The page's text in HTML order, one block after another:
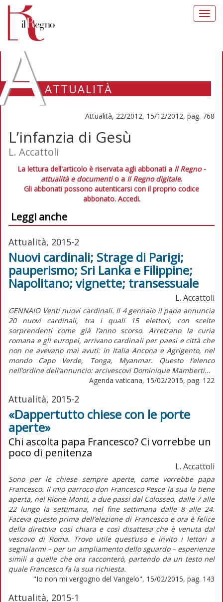
ATTUALITÀ
Attualità, 22/2012, 15/12/2012, pag. 768
L’infanzia di Gesù
L. Accattoli
La lettura dell'articolo è riservata agli abbonati a Il Regno -
attualità e documentio a Il Regno digitale.
Gli abbonati possono autenticarsi con il proprio codice
abbonato. Accedi.
Leggi anche
Attualità, 2015-2
Nuovi cardinali; Strage di Parigi;
pauperismo; Sri Lanka e Filippine;
Napolitano; vignette; transessuale
L. Accattoli
GENNAIO Venti nuovi cardinali. Il 4 gennaio il papa annuncia
20 nuovi cardinali, tra i quali 15 elettori, con scelte
sorprendenti come già l’anno scorso. Arretrano la curia
romana e gli europei, arrivano cardinali per paesi e città che
non ne avevano mai avuti: in Italia Ancona e Agrigento, nel
mondo Capo Verde, Tonga, Myanmar. Questo l’elenco
nell’ordine dell’annuncio: arcivescovi Dominique Mamberti...
Agenda vaticana, 15/02/2015, pag. 122
Attualità, 2015-2
«Dappertutto chiese con le porte
aperte»
Chi ascolta papa Francesco? Ci vorrebbe un
poco di penitenza
L. Accattoli
Sono per le chiese sempre aperte, come vorrebbe papa
Francesco. Il mio parroco don Francesco Pesce la sua la tiene
aperta, nel Rione Monti, a due passi dal Colosseo, dalle 7 alle
22 lungo la settimana, nel fine settimana dalle 8 alle 24.
Faceva questo prima dell’elezione di Francesco e ora è felice
della direttiva così chiara e così disattesa che è venuta dal
vescovo di Roma. Trovo utile quest’uso e invito i lettori a
segnalarmi – per un ampliamento dello sguardo – esperienze
simili a quelle che ora racconterò, partendo da un testo nel
quale Francesco fa la sua richiesta.
"Io non mi vergogno del Vangelo", 15/02/2015, pag. 143
Attualità, 2015-1